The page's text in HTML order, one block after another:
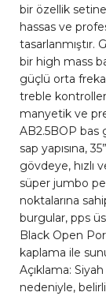
bir özellik
hassas ve
tasarlanmıştır.
bir high mass
güçlü orta
treble
manyetik ve
AB2.5BOP bas
sap yapısına,
gövdeye, hızlı
süper jumbo
noktalarına
burgular, pps
Black Open
kaplama ile
Açıklama:
nedeniyle, belirli